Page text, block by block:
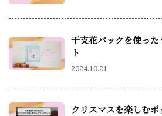
干支花パックを使っ
ト
2024.10.21
クリスマスを楽しむ